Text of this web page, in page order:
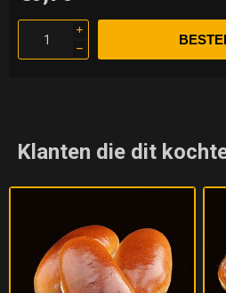
i
h
Klanten die dit